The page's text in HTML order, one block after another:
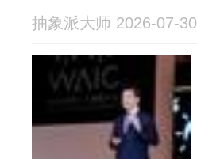
抽象派大师 2026-07-30